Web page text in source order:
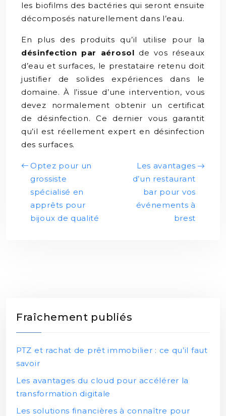
les biofilms des bactéries qui seront ensuite
décomposés naturellement dans l’eau.
En plus des produits qu’il utilise pour la
désinfection par aérosol de vos réseaux
d’eau et surfaces, le prestataire retenu doit
justifier de solides expériences dans le
domaine. À l’issue d’une intervention, vous
devez normalement obtenir un certificat
de désinfection. Ce dernier vous garantit
qu’il est réellement expert en désinfection
des surfaces.
Optez pour un
grossiste
spécialisé en
apprêts pour
bijoux de qualité
Les avantages
d’un restaurant
bar pour vos
événements à
brest
Fraîchement publiés
PTZ et rachat de prêt immobilier : ce qu’il faut
savoir
Les avantages du cloud pour accélérer la
transformation digitale
Les solutions financières à connaître pour